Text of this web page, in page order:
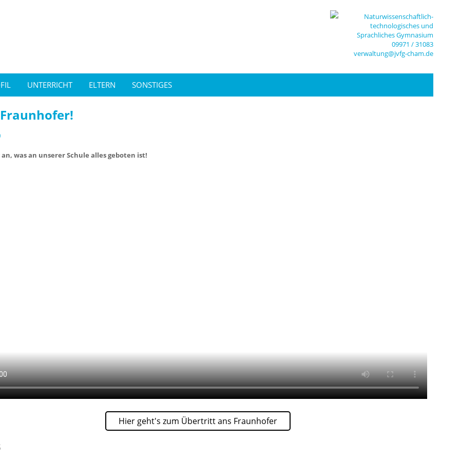
Naturwissenschaftlich-
technologisches und
Sprachliches Gymnasium
09971 / 31083
verwaltung@jvfg-cham.de
UNTERRICHT ELTERN SONSTIGES
was an unserer Schule alles geboten ist!
Hier geht's zum Übertritt ans Fraunhofer